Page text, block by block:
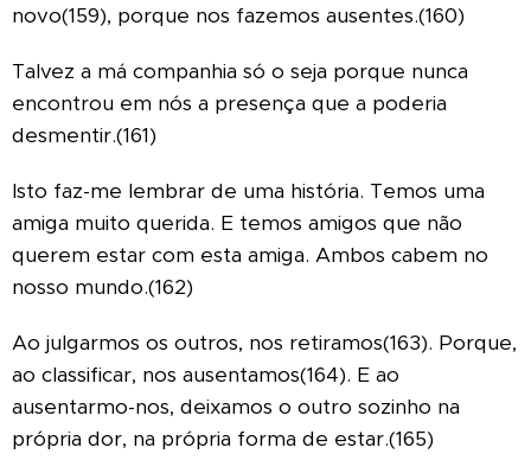
novo(159), porque nos fazemos ausentes.(160)
Talvez a má companhia só o seja porque nunca
encontrou em nós a presença que a poderia
desmentir.(161)
Isto faz-me lembrar de uma história. Temos uma
amiga muito querida. E temos amigos que não
querem estar com esta amiga. Ambos cabem no
nosso mundo.(162)
Ao julgarmos os outros, nos retiramos(163). Porque,
ao classificar, nos ausentamos(164). E ao
ausentarmo-nos, deixamos o outro sozinho na
própria dor, na própria forma de estar.(165)